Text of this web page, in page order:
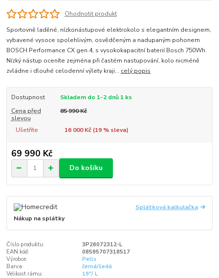
Ohodnotit produkt
Sportovně laděné, nízkonástupové elektrokolo s elegantním designem,
vybavené vysoce spolehlivým, osvědčeným a nadupaným pohonem
BOSCH Performance CX gen.4, s vysokokapacitní baterií Bosch 750Wh.
Nízký nástup oceníte zejména při častém nastupování, kolo nicméně
zvládne i dlouhé celodenní výlety kraji... celý popis
Dostupnost
Skladem do 1-2 dnů 1 ks
Cena před
slevou
85 990 Kč
Ušetříte 16 000 Kč (19% sleva)
69 990 Kč
Do košíku
Splátková kalkulačka
Nákup na splátky
Číslo produktu:
3P26072312-L
EAN kód:
08595707318517
Výrobce:
Pells
Barva:
černá/šedá
Velikost rámu:
19"/ L